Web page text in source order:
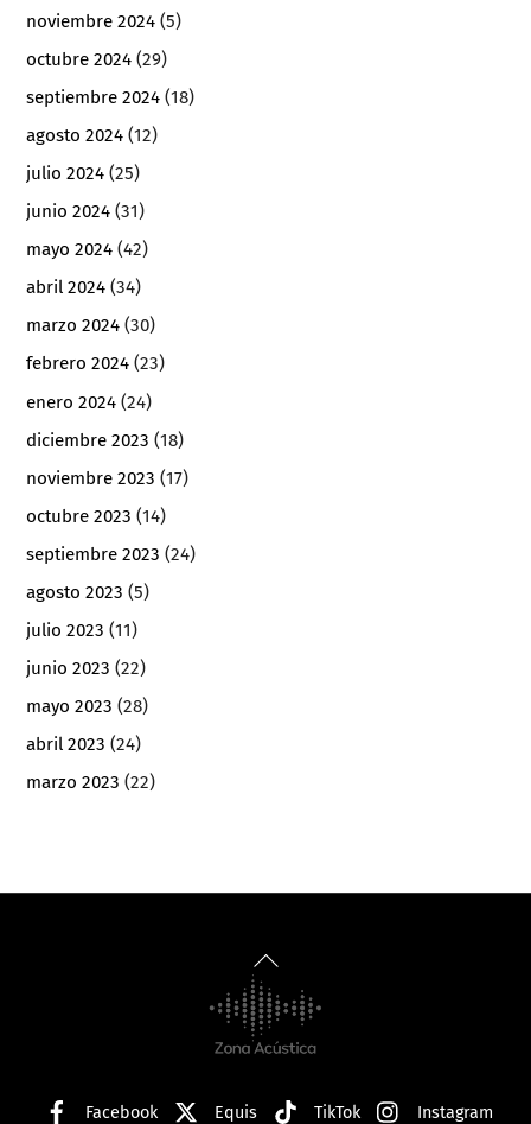
noviembre 2024 (5)
octubre 2024 (29)
septiembre 2024 (18)
agosto 2024 (12)
julio 2024 (25)
junio 2024 (31)
mayo 2024 (42)
abril 2024 (34)
marzo 2024 (30)
febrero 2024 (23)
enero 2024 (24)
diciembre 2023 (18)
noviembre 2023 (17)
octubre 2023 (14)
septiembre 2023 (24)
agosto 2023 (5)
julio 2023 (11)
junio 2023 (22)
mayo 2023 (28)
abril 2023 (24)
marzo 2023 (22)
Back
To
Top
Facebook Equis TikTok Instagram